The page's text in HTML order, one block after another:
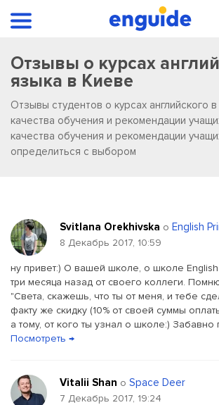
Отзывы о курсах
языка в Киеве
Отзывы студентов о курсах английского
качества обучения и рекомендации
качества обучения и рекомендации
определиться с выбором
Svitlana Orekhivska о English
8 Декабрь 2017, 10:59
ну привет:) О вашей школе, о школе English
три месяца назад от своего коллеги.
"Света, скажешь, что ты от меня, и тебе
факту же скидку (10% от своей суммы
а тому, от кого ты узнал о школе:) Забавно
Посмотреть →
Vitalii Shan о Space Deer
7 Декабрь 2017, 19:24